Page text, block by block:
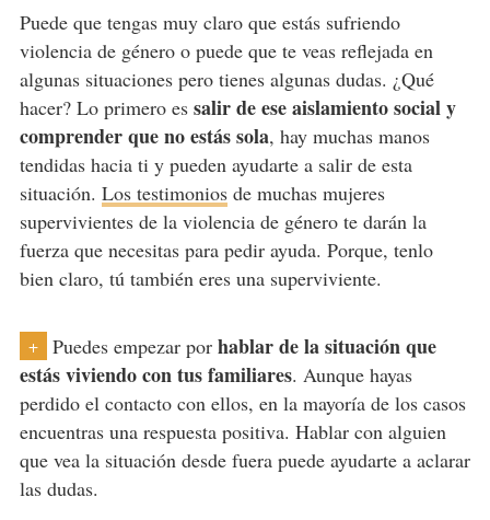
Puede que tengas muy claro que estás sufriendo
violencia de género o puede que te veas reflejada en
algunas situaciones pero tienes algunas dudas. ¿Qué
hacer? Lo primero es salir de ese aislamiento social y
comprender queno estás sola, hay muchas manos
tendidas hacia ti y pueden ayudarte a salir de esta
situación. Los testimoniosde muchas mujeres
supervivientes de la violencia de género te darán la
fuerza que necesitas para pedir ayuda. Porque, tenlo
bien claro, tú también eres una superviviente.
+ Puedes empezar por hablar de la situación que
estás viviendo contus familiares. Aunque hayas
perdido el contacto con ellos, en la mayoría de los casos
encuentras una respuesta positiva. Hablar con alguien
que vea la situación desde fuera puede ayudarte a aclarar
las dudas.